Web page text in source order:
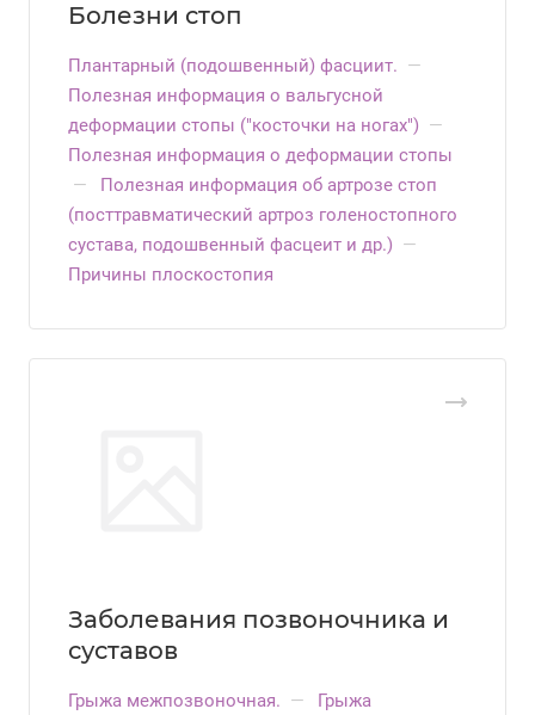
Болезни стоп
Плантарный (подошвенный) фасциит. —
Полезная информация о вальгусной
деформации стопы ("косточки на ногах") —
Полезная информация о деформации стопы
—
Полезная информация об артрозе стоп
(посттравматический артроз голеностопного
сустава, подошвенный фасцеит и др.) —
Причины плоскостопия
Заболевания позвоночника и
суставов
Грыжа межпозвоночная. — Грыжа